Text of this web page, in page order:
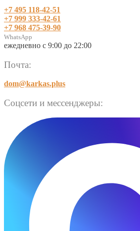
+7 495 118-42-51
+7 999 333-42-61
+7 968 475-39-90
WhatsApp
ежедневно с 9:00 до 22:00
Почта:
dom@karkas.plus
Соцсети и мессенджеры: